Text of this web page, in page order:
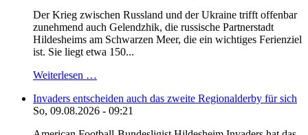
Der Krieg zwischen Russland und der Ukraine trifft offenbar
zunehmend auch Gelendzhik, die russische Partnerstadt
Hildesheims am Schwarzen Meer, die ein wichtiges Ferienziel
ist. Sie liegt etwa 150...
Weiterlesen …
Invaders entscheiden auch das zweite Regionalderby für sich
So, 09.08.2026 - 09:21